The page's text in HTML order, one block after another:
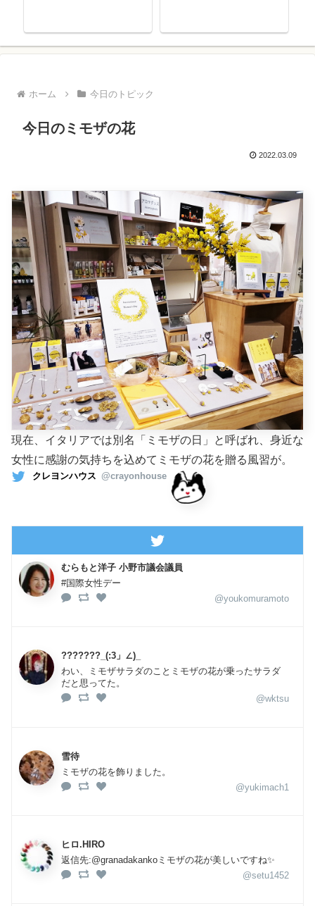
ホーム 今日のトピック
今日のミモザの花
2022.03.09
現在、イタリアでは別名「ミモザの日」と呼ばれ、身近な
女性に感謝の気持ちを込めてミモザの花を贈る風習が。
クレヨンハウス @crayonhouse
むらもと洋子 小野市議会議員
#国際女性デー
@youkomuramoto
???????_(:3」∠)_
わい、ミモザサラダのことミモザの花が乗ったサラダ
だと思ってた。
@wktsu
雪待
ミモザの花を飾りました。
@yukimach1
ヒロ.HIRO
返信先:@granadakankoミモザの花が美しいですね✨
@setu1452